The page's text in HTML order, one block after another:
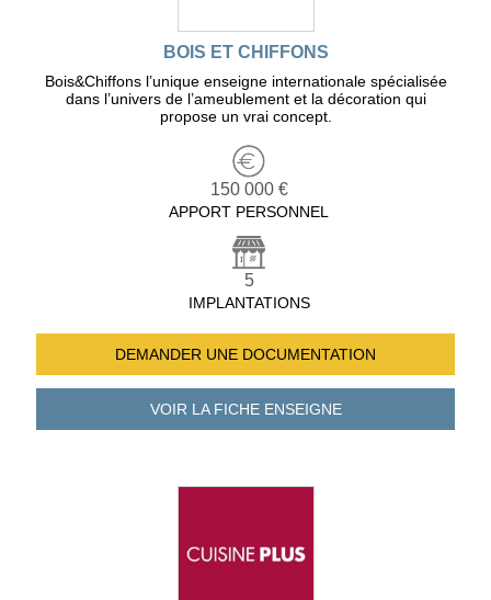
BOIS ET CHIFFONS
Bois&Chiffons l’unique enseigne internationale spécialisée
dans l’univers de l’ameublement et la décoration qui
propose un vrai concept.
150 000 €
APPORT PERSONNEL
5
IMPLANTATIONS
DEMANDER UNE DOCUMENTATION
VOIR LA FICHEENSEIGNE